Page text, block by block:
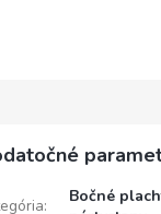
:
Bočné